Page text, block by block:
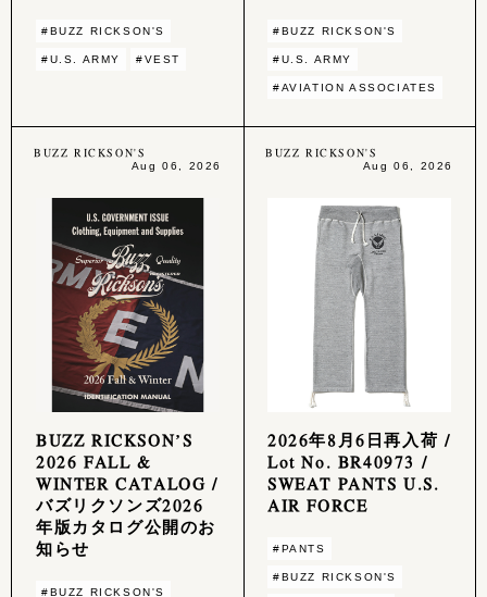
#BUZZ RICKSON'S
#U.S. ARMY #VEST
#BUZZ RICKSON'S
#U.S. ARMY
#AVIATION ASSOCIATES
BUZZ RICKSON'S
Aug 06, 2026
BUZZ RICKSON’S
2026 FALL &
WINTER CATALOG /
バズリクソンズ2026
年版カタログ公開のお
知らせ
#BUZZ RICKSON'S
BUZZ RICKSON'S
Aug 06, 2026
2026年8月6日再入荷 /
Lot No. BR40973 /
SWEAT PANTS U.S.
AIR FORCE
#PANTS
#BUZZ RICKSON'S